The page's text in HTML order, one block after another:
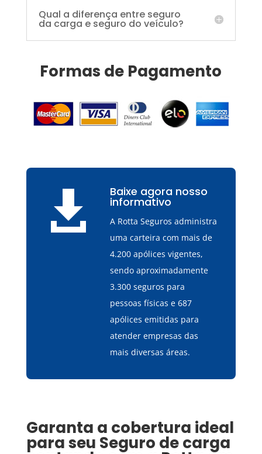
Qual a diferença entre seguro
da carga e seguro do veículo?
Formas de Pagamento
 Baixe agora nosso
informativo
A Rotta Seguros administra
uma carteira com mais de
4.200 apólices vigentes,
sendo aproximadamente
3.300 seguros para
pessoas físicas e 687
apólices emitidas para
atender empresas das
mais diversas áreas.
Garanta a cobertura ideal
para seu Seguro de carga